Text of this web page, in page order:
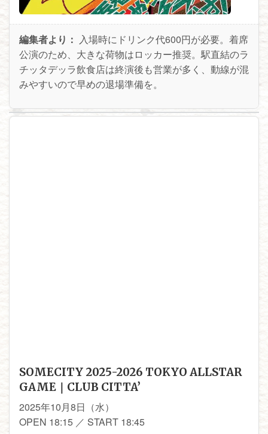
編集者より： 入場時にドリンク代600円が必要。着席
公演のため、大きな荷物はロッカー推奨。駅直結のラ
チッタデッラ飲食店は終演後も営業が多く、動線が混
みやすいので早めの退場準備を。
SOMECITY 2025-2026 TOKYO ALLSTAR
GAME｜CLUB CITTA’
2025年10月8日（水）
OPEN 18:15 ／ START 18:45